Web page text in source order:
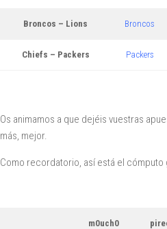
Broncos – Lions Broncos
Chiefs – Packers Packers
Os animamos a que dejéis vuestras
más, mejor.
Como recordatorio, así está el cómputo
m0uch0